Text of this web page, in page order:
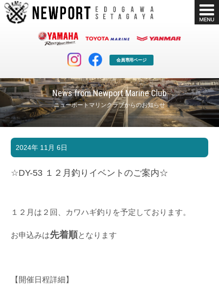
会員専用ページ
News from Newport Marine Club
ニューポートマリンクラブからのお知らせ
マリンクラブ
マリンライフを堪能したい！
ボート販売
ボート免許
長年の実績と信頼！
シースタイル
Sea-Style
Shop Info. Blog
お問い合わせ
Contact us
2024年 11月 6日
☆DY-53 １２月釣りイベントのご案内☆
１２月は２回、カワハギ釣りを予定しております。
お申込みは先着順となります
【開催日程詳細】